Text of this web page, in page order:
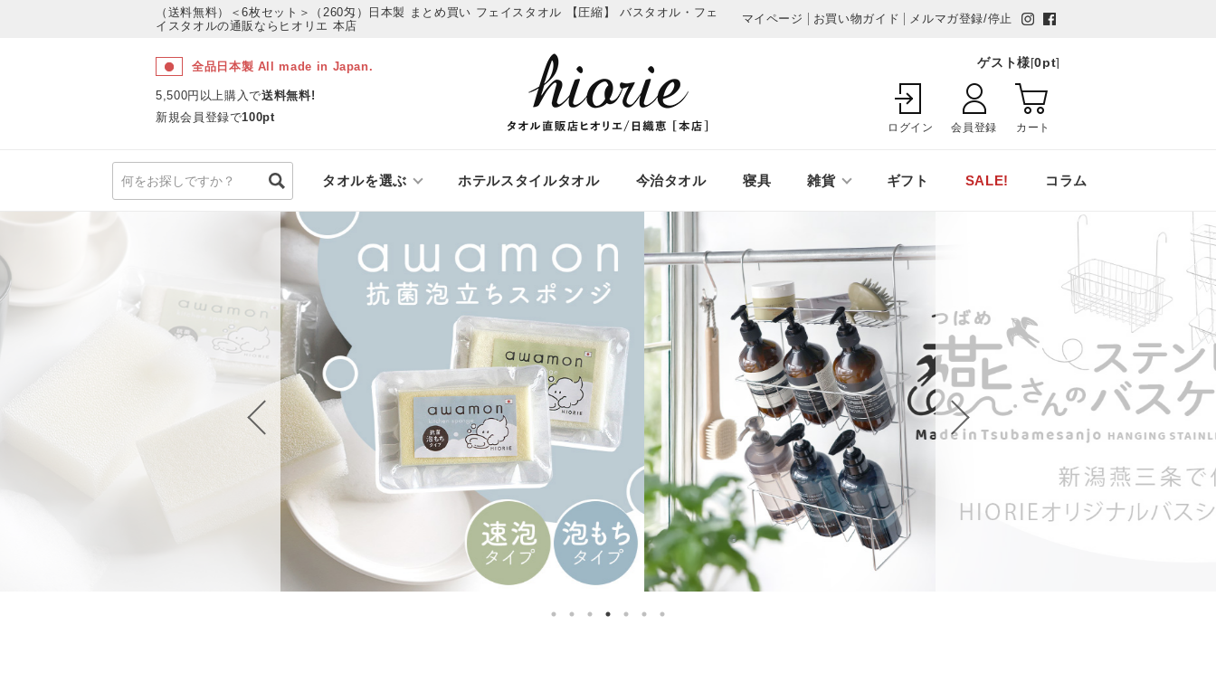
（送料無料）＜6枚セット＞（260匁）日本製 まとめ買い フェイスタオル 【圧縮】 バスタオル・フェ
イスタオルの通販ならヒオリエ 本店
マイページ お買い物ガイド メルマガ登録/停止
全品日本製 All made in Japan.
5,500円以上購入で送料無料!
新規会員登録で100pt
ゲスト様[0pt]
ログイン 会員登録 カート
タオルを選ぶ ホテルスタイルタオル 今治タオル 寝具 雑貨 ギフト SALE! コラム